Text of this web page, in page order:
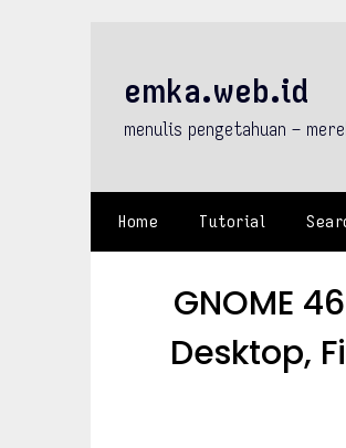
emka.web.id
menulis pengetahuan –
Home Tutorial
GNOME
Desktop,